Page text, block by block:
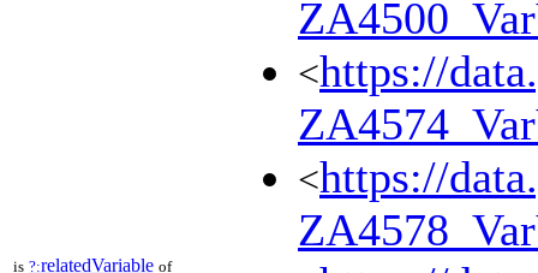
is ?:relatedVariable of
<https://
<https://